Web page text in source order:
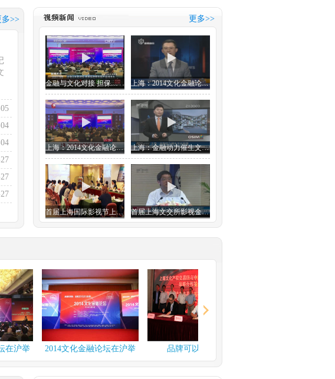
多>>
上海文化产权交易所中习文化金...
文化思金融 金融想文化
研讨推动文化产业大繁荣大发展
更多>>
金融与文化对接 担保保险等创新产品潜力大 上海：2014文化金融论坛今天举行
上海：2014文化金融论坛今天举行 上海：金融动力催生文化能量
首届上海国际影视节上海文交所影视金融论坛 首届上海文交所影视金融论坛在沪举行
2014文化金融论坛在沪举
行
品牌可以换钱了